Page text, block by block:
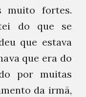
muito fortes.
do que se
que estava
que era do
por muitas
da irmã,